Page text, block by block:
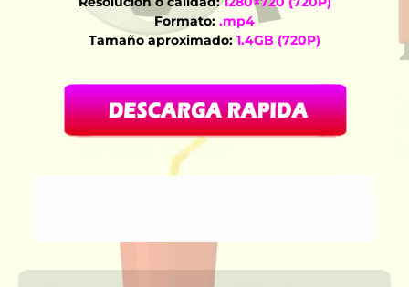
Formato: .mp4
Tamaño aproximado: 1.4GB (720P)